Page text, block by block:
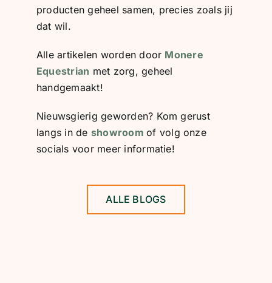
producten geheel samen, precies zoals jij
dat wil.
Alle artikelen worden door Monere
Equestrian met zorg, geheel
handgemaakt!
Nieuwsgierig geworden? Kom gerust
langs in de showroom of volg onze
socials voor meer informatie!
ALLE BLOGS